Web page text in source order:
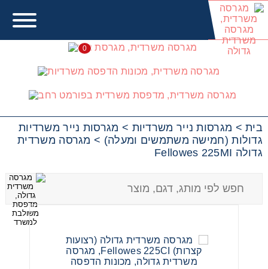
0
מגרסות נייר משרדיות גדולות
(חמישה משתמשים ומעלה)
בית> מגרסות נייר משרדיות > מגרסות נייר משרדיות
גדולות (חמישה משתמשים ומעלה) > מגרסה משרדית
גדולה Fellowes 225MI